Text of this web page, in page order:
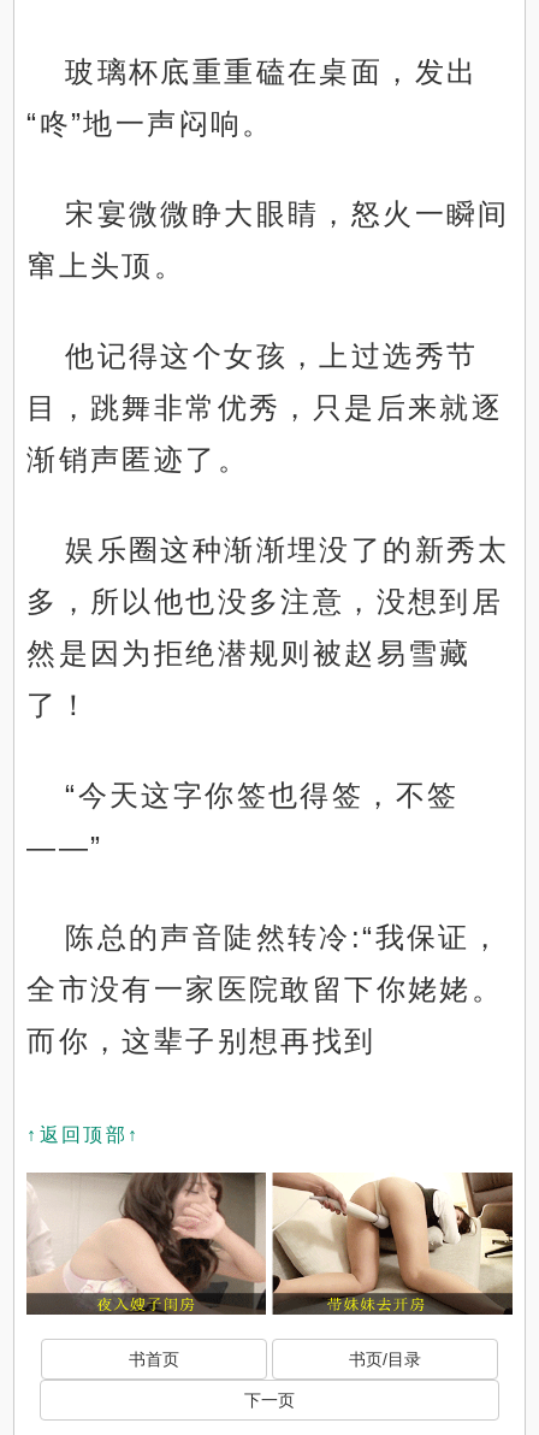
玻璃杯底重重磕在桌面，发出
“咚”地一声闷响。
宋宴微微睁大眼睛，怒火一瞬间
窜上头顶。
他记得这个女孩，上过选秀节
目，跳舞非常优秀，只是后来就逐
渐销声匿迹了。
娱乐圈这种渐渐埋没了的新秀太
多，所以他也没多注意，没想到居
然是因为拒绝潜规则被赵易雪藏
了！
“今天这字你签也得签，不签
——”
陈总的声音陡然转冷:“我保证，
全市没有一家医院敢留下你姥姥。
而你，这辈子别想再找到
↑返回顶部↑
书首页 书页/目录
下一页